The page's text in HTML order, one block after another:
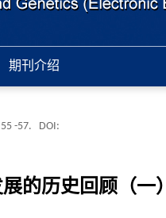
期刊介绍
-57.
DOI:
的历史回顾（一）